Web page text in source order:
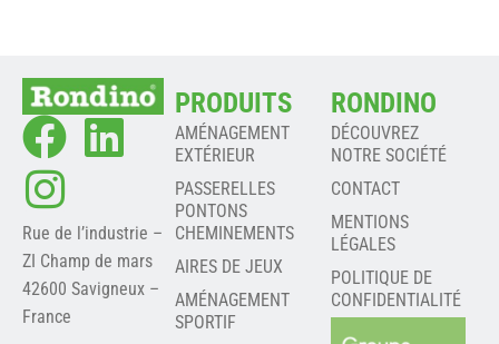
Rue de l’industrie –
ZI Champ de mars
42600 Savigneux –
France
PRODUITS
AMÉNAGEMENT
EXTÉRIEUR
PASSERELLES
PONTONS
CHEMINEMENTS
AIRES DE JEUX
AMÉNAGEMENT
SPORTIF
RONDINO
DÉCOUVREZ
NOTRE SOCIÉTÉ
CONTACT
MENTIONS
LÉGALES
POLITIQUE DE
CONFIDENTIALITÉ